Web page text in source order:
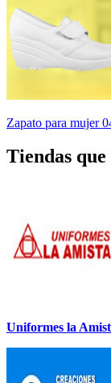
Zapato para mujer
Tiendas
Uniformes la